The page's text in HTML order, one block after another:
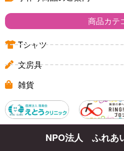
商品カテ
Tシャツ
文房具
雑貨
NPO法人 ふれあ